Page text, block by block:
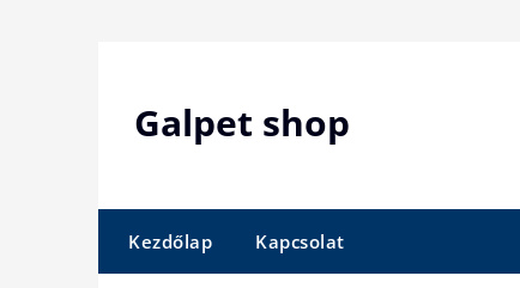
Galpet shop
Kezdőlap Kapcsolat